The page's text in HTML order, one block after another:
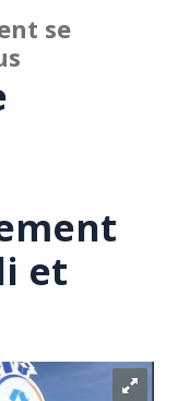
se
et